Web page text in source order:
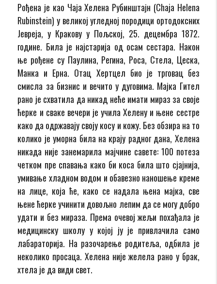
Рођена је као Чаја Хелена Рубинштајн (Chaja Helena
Rubinstein) у великој угледној породици ортодоксних
Јевреја, у Кракову у Пољској, 25. децембра 1872.
године. Била је најстарија од осам сестара. Након
ње рођене су Паулина, Регина, Роса, Стела, Цеска,
Манка и Ерна. Отац Хертцел био је трговац без
смисла за бизнис и вечито у дуговима. Мајка Гител
рано је схватила да никад неће имати мираз за своје
ћерке и сваке вечери је учила Хелену и њене сестре
како да одржавају своју косу и кожу. Без обзира на то
колико је уморна била на крају радног дана, Хелена
никада није занемарила мајчине савете: 100 потеза
четком пре спавања како би коса била што сјајнија,
умивање хладном водом и обавезно наношење креме
на лице, која ће, како се надала њена мајка, све
њене ћерке учинити довољно лепим да се могу добро
удати и без мираза. Према очевој жељи похађала је
медицинску школу у којој ју је привлачила само
лабараторија. На разочарење родитеља, одбила је
неколико просаца. Хелена није желела рано у брак,
хтела је да види свет.